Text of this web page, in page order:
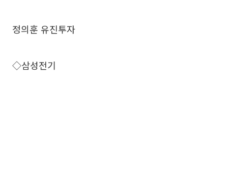
정의훈 유진투자
◇삼성전기